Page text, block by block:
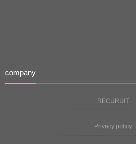
company
RECURUIT
Privacy policy